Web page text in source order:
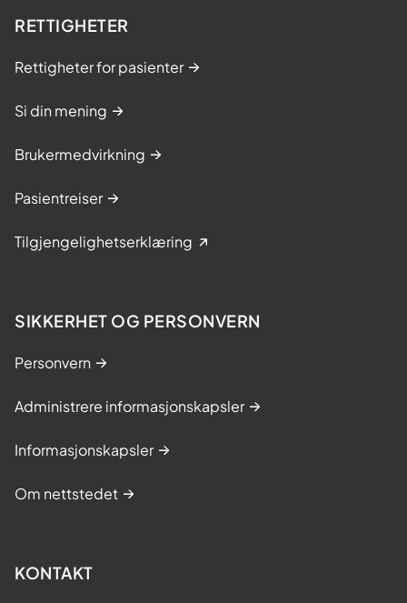
RETTIGHETER
Rettigheter for pasienter
Si din mening
Brukermedvirkning
Pasientreiser
Tilgjengelighetserklæring
SIKKERHET OG PERSONVERN
Personvern
Administrere informasjonskapsler
Informasjonskapsler
Om nettstedet
KONTAKT